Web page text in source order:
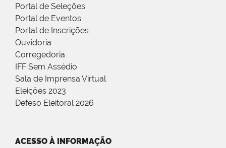
Portal de Seleções
Portal de Eventos
Portal de Inscrições
Ouvidoria
Corregedoria
IFF Sem Assédio
Sala de Imprensa Virtual
Eleições 2023
Defeso Eleitoral 2026
ACESSO À INFORMAÇÃO